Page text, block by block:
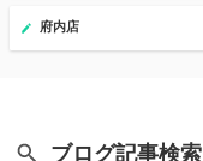
府内店
ブログ記事検索